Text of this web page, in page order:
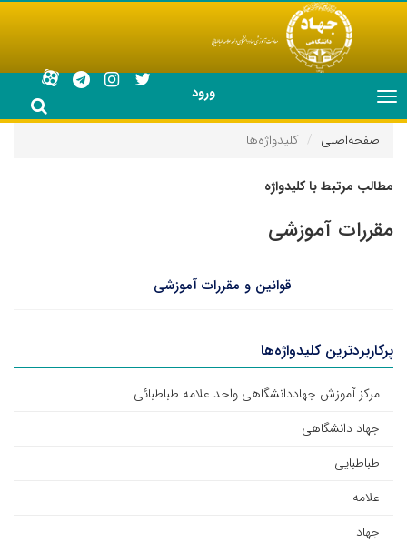
ورود
Toggle
navigation
صفحه‌اصلی
کلیدواژه‌ها
مطالب مرتبط با کلیدواژه
مقررات آموزشی
قوانین و مقررات آموزشی
پرکاربردترین کلیدواژه‌ها
مرکز آموزش جهاددانشگاهی واحد علامه طباطبائی
جهاد دانشگاهی
طباطبایی
علامه
جهاد